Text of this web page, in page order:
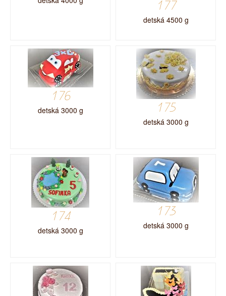
177
detská 4500 g
176
detská 3000 g 175
detská 3000 g
174
detská 3000 g
173
detská 3000 g